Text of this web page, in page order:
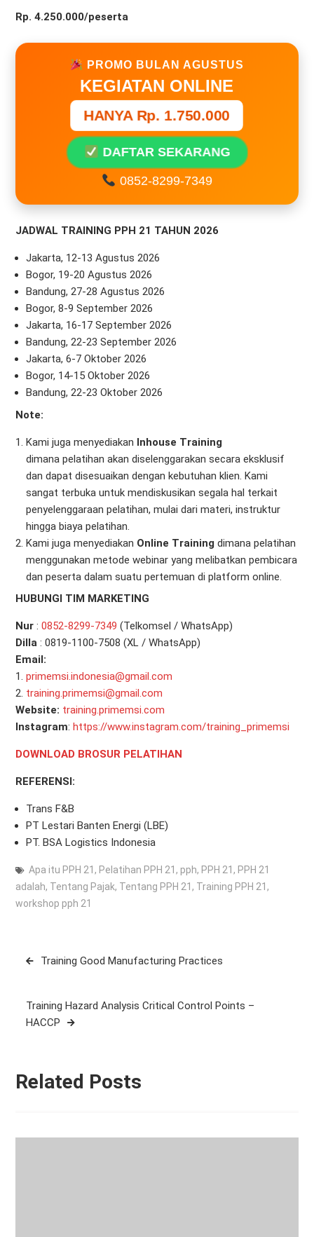
Rp. 4.250.000/peserta
PROMO BULAN AGUSTUS
KEGIATAN ONLINE
HANYA Rp. 1.750.000
DAFTAR SEKARANG
0852-8299-7349
JADWAL TRAINING PPH 21 TAHUN 2026
Jakarta, 12-13 Agustus 2026
Bogor, 19-20 Agustus 2026
Bandung, 27-28 Agustus 2026
Bogor, 8-9 September 2026
Jakarta, 16-17 September 2026
Bandung, 22-23 September 2026
Jakarta, 6-7 Oktober 2026
Bogor, 14-15 Oktober 2026
Bandung, 22-23 Oktober 2026
Note:
Kami juga menyediakan Inhouse Training
dimana pelatihan akan diselenggarakan secara eksklusif
dan dapat disesuaikan dengan kebutuhan klien. Kami
sangat terbuka untuk mendiskusikan segala hal terkait
penyelenggaraan pelatihan, mulai dari materi, instruktur
hingga biaya pelatihan.
Kami juga menyediakan Online Training dimana pelatihan
menggunakan metode webinar yang melibatkan pembicara
dan peserta dalam suatu pertemuan di platform online.
HUBUNGI TIM MARKETING
Nur: 0852-8299-7349 (Telkomsel / WhatsApp)
Dilla: 0819-1100-7508 (XL / WhatsApp)
Email:
1. primemsi.indonesia@gmail.com
2. training.primemsi@gmail.com
Website: training.primemsi.com
Instagram: https://www.instagram.com/training_primemsi
DOWNLOAD BROSUR PELATIHAN
REFERENSI:
Trans F&B
PT Lestari Banten Energi (LBE)
PT. BSA Logistics Indonesia
Apa itu PPH 21 , Pelatihan PPH 21 , pph, PPH 21 , PPH 21
adalah, Tentang Pajak, Tentang PPH 21 , Training PPH 21 ,
workshop pph 21
PostTraining Good Manufacturing Practices
Training Hazard Analysis Critical Control Points –
HACCP
Related Posts